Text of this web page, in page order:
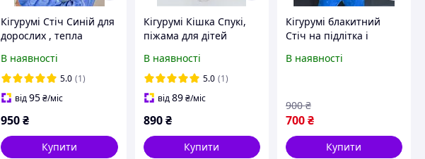
Кігурумі Стіч Синій для
дорослих , тепла
дорослих
В наявності
5.0 (1)
від95₴/міс
950₴
Купити
Кігурумі Кішка Спукі,
піжама для дітей
дитяча піжама
В наявності
5.0 (1)
від89 ₴/міс
890 ₴
Купити
Кігурумі блакитний
Стіч на підлітка і
піжама кегурумі синій
В наявності
700₴
900 ₴
Купити